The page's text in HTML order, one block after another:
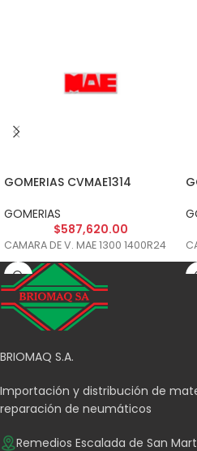
GOMERIAS CVMAE1314
GOMERIAS
$587,620.00
CAMARA DE V. MAE 1300 1400R24
BRIOMAQ S.A.
Importación y distribución de
reparación de neumáticos
Remedios Escalada de San